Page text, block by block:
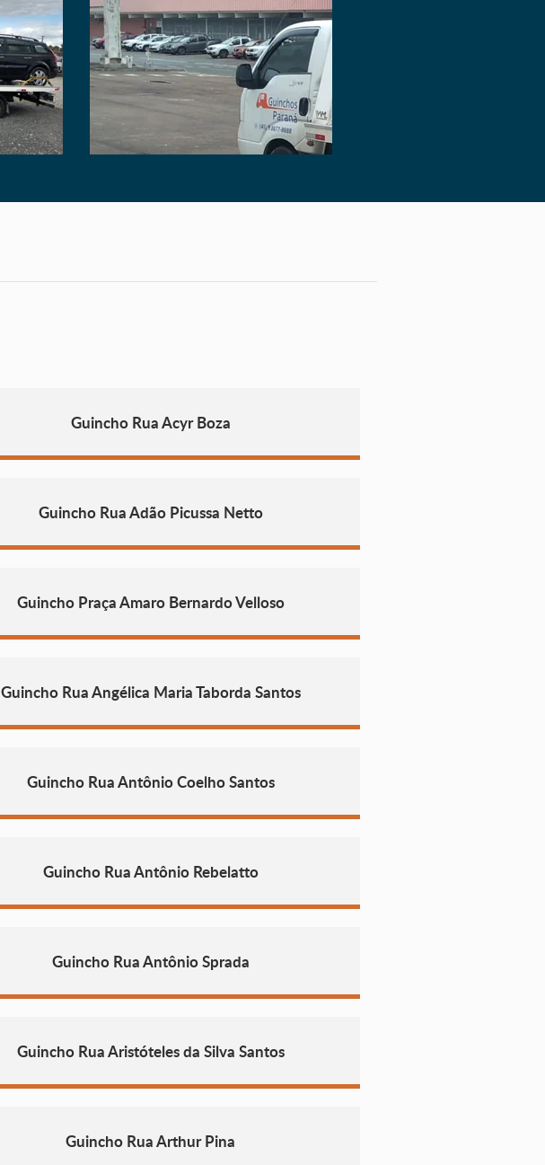
Guincho Rua Acyr Boza
Guincho Rua Adão Picussa Netto
Guincho Praça Amaro Bernardo Velloso
Guincho Rua Angélica Maria Taborda Santos
Guincho Rua Antônio Coelho Santos
Guincho Rua Antônio Rebelatto
Guincho Rua Antônio Sprada
Guincho Rua Aristóteles da Silva Santos
Guincho Rua Arthur Pina